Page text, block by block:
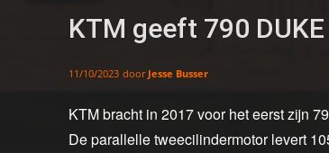
KTM geeft 790
11/10/2023 door Jesse Busser
KTM bracht in 2017 voor het eerst zijn
De parallelle tweecilindermotor levert